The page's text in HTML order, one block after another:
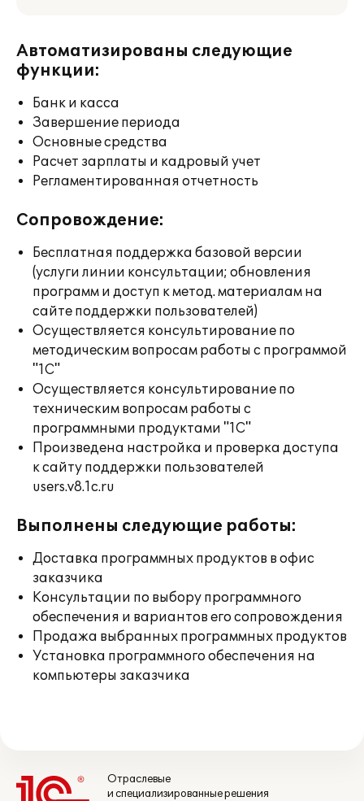
Автоматизированы следующие
функции:
Банк и касса
Завершение периода
Основные средства
Расчет зарплаты и кадровый учет
Регламентированная отчетность
Сопровождение:
Бесплатная поддержка базовой версии
(услуги линии консультации; обновления
программ и доступ к метод. материалам на
сайте поддержки пользователей)
Осуществляется консультирование по
методическим вопросам работы с программой
"1С"
Осуществляется консультирование по
техническим вопросам работы с
программными продуктами "1С"
Произведена настройка и проверка доступа
к сайту поддержки пользователей
users.v8.1c.ru
Выполнены следующие работы:
Доставка программных продуктов в офис
заказчика
Консультации по выбору программного
обеспечения и вариантов его сопровождения
Продажа выбранных программных продуктов
Установка программного обеспечения на
компьютеры заказчика
Отраслевые
и специализированные решения